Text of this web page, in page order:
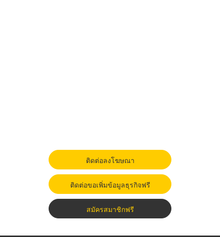
ติดต่อลงโฆษณา
ติดต่อขอเพิ่มข้อมูลธุรกิจฟรี
สมัครสมาชิกฟรี